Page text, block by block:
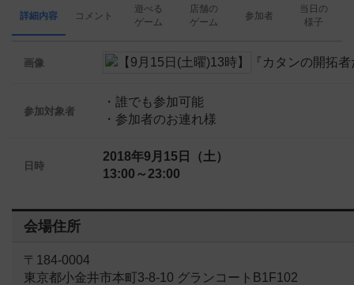
詳細内容 コメント
遊べる
ゲーム
店舗の
ゲーム
参加者
当日の
様子
画像
参加対象者
・誰でも参加可能
・参加者のお連れ様
日時
2018年9月15日（土）
13:00～23:00
会場住所
〒184-0004
東京都小金井市本町3-8-10 グランコートB1F102